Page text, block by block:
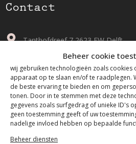
Beheer cookie
wij gebruiken technologieën zoals
apparaat op te slaan en/of te raadplegen.
de beste ervaring te bieden en om
tonen. Door in te stemmen met deze
gegevens zoals surfgedrag of unieke ID's
geen toestemming geeft of uw
nadelige invloed hebben op bepaalde
Beheer diensten
Contact
Tanthofdreef 7 2623 EW Delft
015-2120822
info@mfacademy.nl